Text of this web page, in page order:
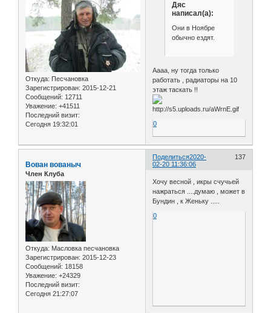
Откуда: Песчановка
Зарегистрирован: 2015-12-21
Сообщений: 12711
Уважение: +41511
Последний визит:
Сегодня 19:32:01
Дяс
написал(а):
Они в Ноябре
обычно ездят.
Аааа, ну тогда только
работать , радиаторы на 10
этаж таскать !!
0
Поделиться 137
2020-
02-20 11:36:06
Вован вованыч
Член Клуба
Откуда: Масловка песчановка
Зарегистрирован: 2015-12-23
Сообщений: 18158
Уважение: +24329
Последний визит:
Сегодня 21:27:07
Хочу весной , икры счучьей
нажраться ....думаю , может в
Бундин , к Женьку .....
0